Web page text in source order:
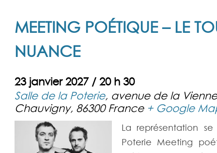
MEETING POÉTIQUE – LE
NUANCE
23 janvier 2027 / 20 h 30
Salle de la Poterie, avenue de la Vienne
Chauvigny, 86300 France + Google
La représentation
Poterie Meeting